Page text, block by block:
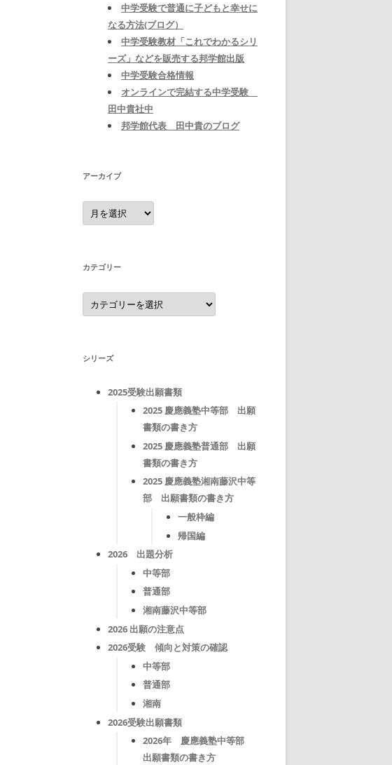
中学受験で普通に子どもと幸せに
なる方法(ブログ）
中学受験教材「これでわかるシリ
ーズ」などを販売する邦学館出版
中学受験合格情報
オンラインで完結する中学受験
田中貴社中
邦学館代表 田中貴のブログ
アーカイブ
ア
ー
カ
カテゴリー
カ
テ
ゴ
シリーズ
2025受験出願書類
2025 慶應義塾中等部 出願
書類の書き方
2025 慶應義塾普通部 出願
書類の書き方
2025 慶應義塾湘南藤沢中等
部 出願書類の書き方
一般枠編
帰国編
2026 出題分析
中等部
普通部
湘南藤沢中等部
2026 出願の注意点
2026受験 傾向と対策の確認
中等部
普通部
湘南
2026受験出願書類
2026年 慶應義塾中等部
出願書類の書き方